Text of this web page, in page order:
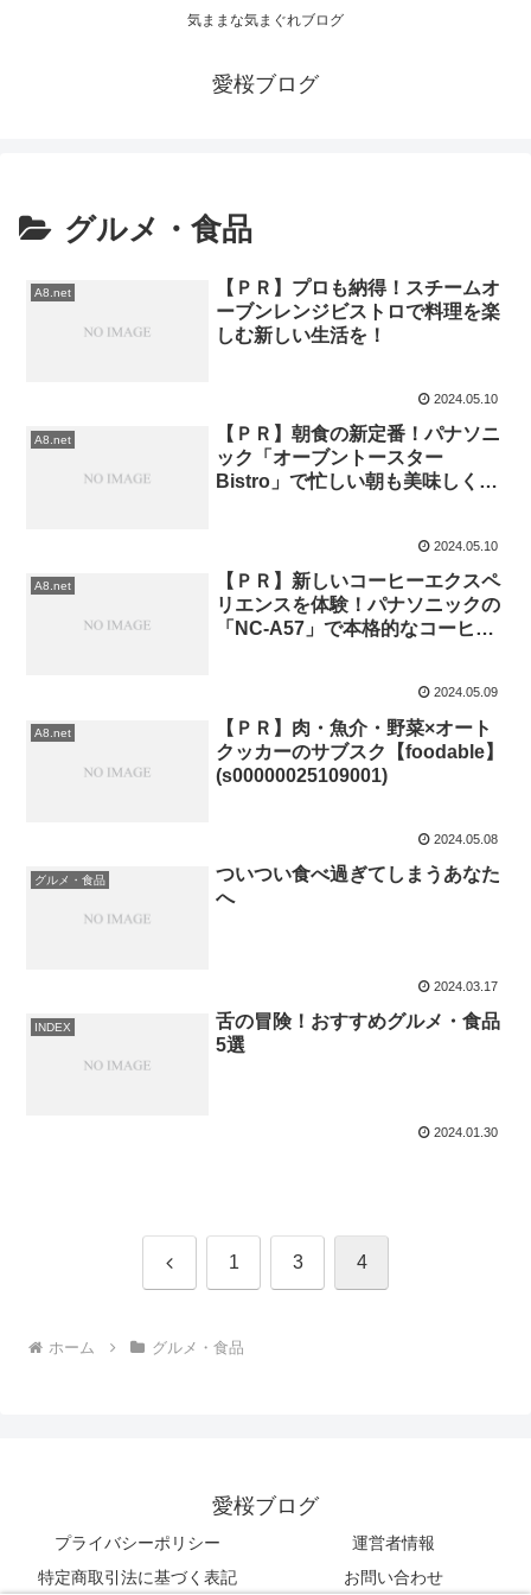
気ままな気まぐれブログ
愛桜ブログ
グルメ・食品
A8.net
【ＰＲ】プロも納得！スチームオ
ーブンレンジビストロで料理を楽
しむ新しい生活を！
2024.05.10
A8.net
【ＰＲ】朝食の新定番！パナソニ
ック「オーブントースター
Bistro」で忙しい朝も美味しく時
2024.05.10
A8.net
【ＰＲ】新しいコーヒーエクスペ
リエンスを体験！パナソニックの
「NC-A57」で本格的なコーヒー
2024.05.09
A8.net
【ＰＲ】肉・魚介・野菜×オート
クッカーのサブスク【foodable】
(s00000025109001)
2024.05.08
グルメ・食品
ついつい食べ過ぎてしまうあなた
へ
2024.03.17
INDEX
舌の冒険！おすすめグルメ・食品
5選
2024.01.30
前 1 3 4
ホーム グルメ・食品
愛桜ブログ
プライバシーポリシー
運営者情報
特定商取引法に基づく表記
お問い合わせ